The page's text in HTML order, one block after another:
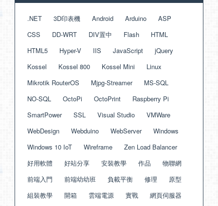
.NET 3D印表機 Android Arduino
ASP
CSS
DD-WRT DIV置中 Flash
HTML
HTML5
Hyper-V IIS JavaScript
jQuery
Kossel
Kossel 800 Kossel Mini
Linux
Mikrotik RouterOS
Mjpg-Streamer
MS-SQL
NO-SQL
OctoPi OctoPrint
Raspberry Pi
SmartPower
SSL Visual Studio
VMWare
WebDesign
Webduino WebServer
Windows
Windows 10 IoT
Wireframe
Zen Load Balancer
好用軟體
好站分享 安裝教學 作品
物聯網
前端入門
前端幼幼班 負載平衡 修理
原型
組裝教學
開箱 雲端電源 實戰
網頁伺服器